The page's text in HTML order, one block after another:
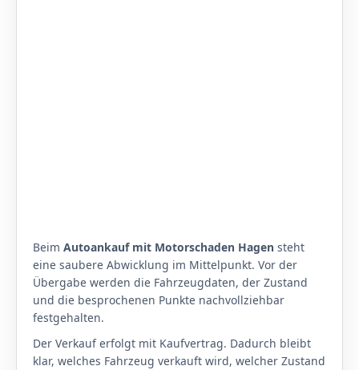
Beim Autoankauf mit Motorschaden Hagen steht
eine saubere Abwicklung im Mittelpunkt. Vor der
Übergabe werden die Fahrzeugdaten, der Zustand
und die besprochenen Punkte nachvollziehbar
festgehalten.
Der Verkauf erfolgt mit Kaufvertrag. Dadurch bleibt
klar, welches Fahrzeug verkauft wird, welcher Zustand